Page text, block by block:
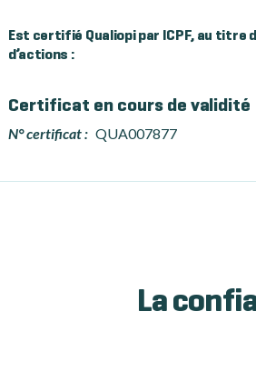
Est certifié Qualiopi par ICPF, au titre
d’actions :
Certificat en cours de validité
N° certificat : QUA007877
La